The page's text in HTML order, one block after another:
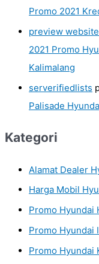
Promo 2021
preview
2021 Promo
Kalimalang
serverifiedlists
Palisade
Kategori
Alamat Dealer
Harga Mobil
Promo Hyundai
Promo Hyundai
Promo Hyundai